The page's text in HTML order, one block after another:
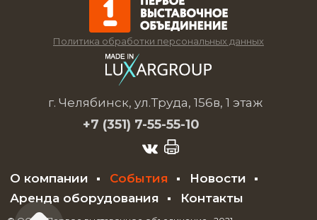
Политика обработки персональных данных
г. Челябинск, ул.Труда, 156в, 1 этаж
+7 (351) 7-55-55-10
О компании События
Новости
Аренда оборудования
Контакты